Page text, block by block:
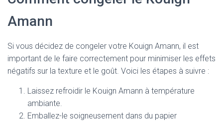
Amann
Si vous décidez de congeler votre Kouign Amann, il est
important de le faire correctement pour minimiser les effets
négatifs sur la texture et le goût. Voici les étapes à suivre :
Laissez refroidir le Kouign Amann à température
ambiante.
Emballez-le soigneusement dans du papier